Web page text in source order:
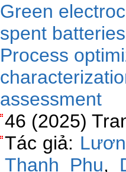
Green
spent
Process
assessment
46 (2025)
Tác giả:
Thanh Phu,